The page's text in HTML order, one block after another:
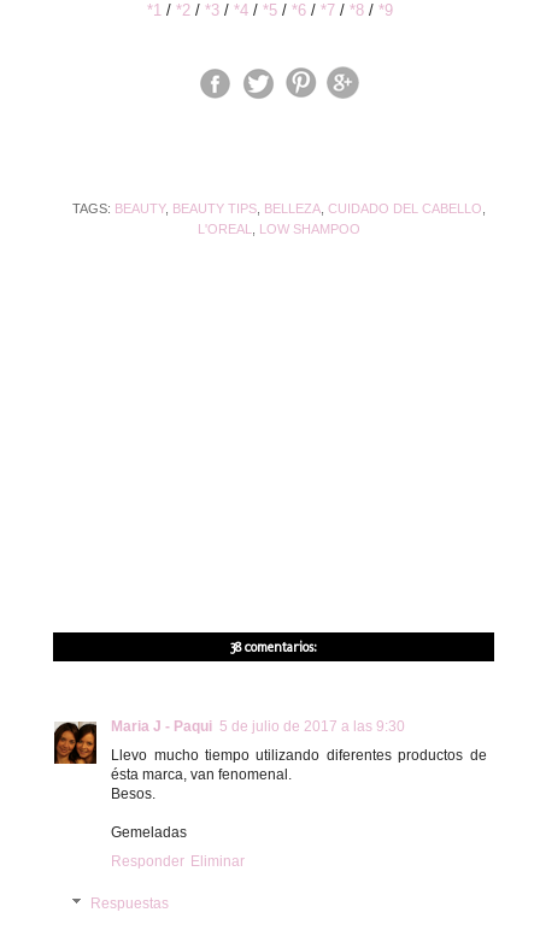
*1/ *2/ *3/ *4/ *5/ *6/ *7/ *8/ *9
TAGS: BEAUTY, BEAUTY TIPS, BELLEZA,CUIDADO DEL CABELLO,
L'OREAL, LOW SHAMPOO
38 comentarios:
Maria J - Paqui 5 de julio de 2017 a las 9:30
Llevo mucho tiempo utilizando diferentes productos de
ésta marca, van fenomenal.
Besos.
Gemeladas
Responder Eliminar
Respuestas